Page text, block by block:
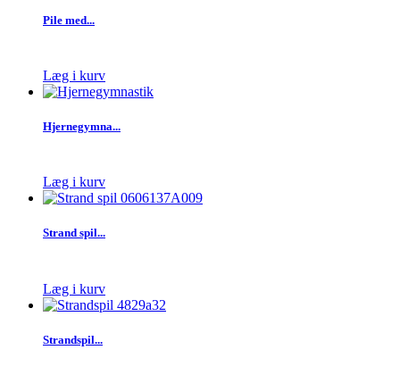
Pile med...
Læg i kurv
Hjernegymna...
Læg i kurv
Strand spil...
Læg i kurv
Strandspil...